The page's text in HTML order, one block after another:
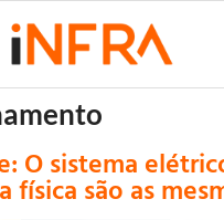
O sistema
física são as